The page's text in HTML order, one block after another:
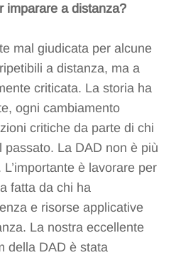
imparare a distanza?
mal giudicata per alcune
a distanza, ma a
criticata. La storia ha
ogni cambiamento
critiche da parte di chi
La DAD non è più
è lavorare per
fatta da chi ha
e risorse applicative
La nostra eccellente
della DAD è stata